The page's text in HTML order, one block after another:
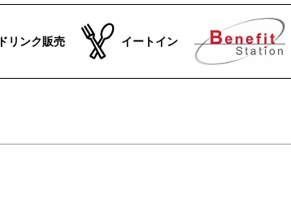
ドリンク販売 イートイン